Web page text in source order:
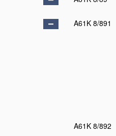
A61K 8/891
A61K 8/892